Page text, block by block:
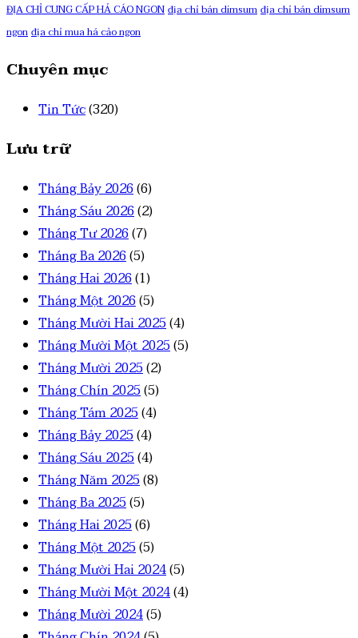
ĐỊA CHỈ CUNG CẤP HẢ CÁO NGONđịa chỉ bán dimsumđịa chỉ bán dimsum
ngonđịa chỉ mua há cảo ngon
Chuyên mục
Tin Tức(320)
Lưu trữ
Tháng Bảy 2026(6)
Tháng Sáu 2026(2)
Tháng Tư 2026(7)
Tháng Ba 2026(5)
Tháng Hai 2026(1)
Tháng Một 2026(5)
Tháng Mười Hai 2025(4)
Tháng Mười Một 2025(5)
Tháng Mười 2025(2)
Tháng Chín 2025(5)
Tháng Tám 2025(4)
Tháng Bảy 2025(4)
Tháng Sáu 2025(4)
Tháng Năm 2025(8)
Tháng Ba 2025(5)
Tháng Hai 2025(6)
Tháng Một 2025(5)
Tháng Mười Hai 2024(5)
Tháng Mười Một 2024(4)
Tháng Mười 2024(5)